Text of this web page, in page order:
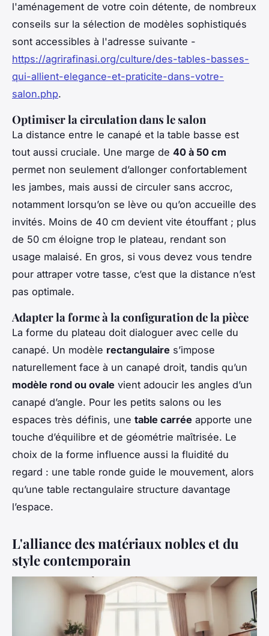
l'aménagement de votre coin détente, de nombreux
conseils sur la sélection de modèles sophistiqués
sont accessibles à l'adresse suivante -
https://agrirafinasi.org/culture/des-tables-basses-
qui-allient-elegance-et-praticite-dans-votre-
salon.php.
Optimiser la circulation dans le salon
La distance entre le canapé et la table basse est
tout aussi cruciale. Une marge de 40 à 50 cm
permet non seulement d’allonger confortablement
les jambes, mais aussi de circuler sans accroc,
notamment lorsqu’on se lève ou qu’on accueille des
invités. Moins de 40 cm devient vite étouffant ; plus
de 50 cm éloigne trop le plateau, rendant son
usage malaisé. En gros, si vous devez vous tendre
pour attraper votre tasse, c’est que la distance n’est
pas optimale.
Adapter la forme à la configuration de la pièce
La forme du plateau doit dialoguer avec celle du
canapé. Un modèle rectangulaire s’impose
naturellement face à un canapé droit, tandis qu’un
modèle rond ou ovale vient adoucir les angles d’un
canapé d’angle. Pour les petits salons ou les
espaces très définis, une table carrée apporte une
touche d’équilibre et de géométrie maîtrisée. Le
choix de la forme influence aussi la fluidité du
regard : une table ronde guide le mouvement, alors
qu’une table rectangulaire structure davantage
l’espace.
L'alliance des matériaux nobles et du
style contemporain